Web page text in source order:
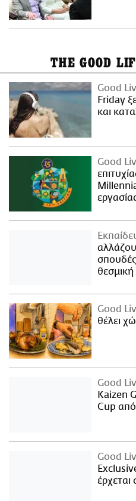
THE GOOD
Good
Friday
και
Good
Good
θέλει
Good
Kaizen
Cup
Good